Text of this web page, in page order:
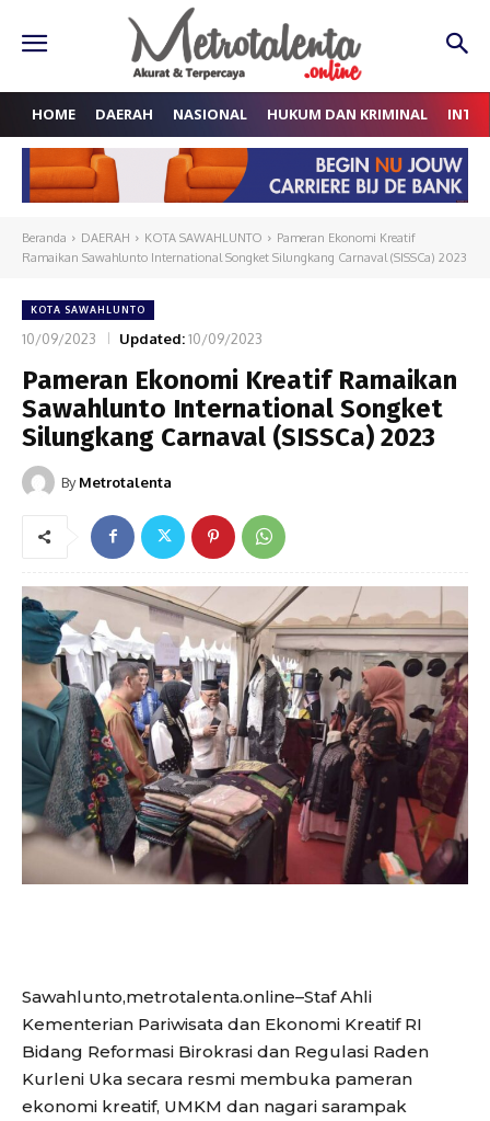
HOME DAERAH NASIONAL HUKUM DAN KRIMINAL
Beranda DAERAH KOTA SAWAHLUNTO
Pameran Ekonomi Kreatif
Ramaikan Sawahlunto International Songket Silungkang Carnaval (SISSCa) 2023
KOTA SAWAHLUNTO
10/09/2023 Updated:10/09/2023
Pameran Ekonomi Kreatif Ramaikan
Sawahlunto International Songket
Silungkang Carnaval (SISSCa) 2023
By Metrotalenta
Sawahlunto,metrotalenta.online–Staf Ahli
Kementerian Pariwisata dan Ekonomi Kreatif RI
Bidang Reformasi Birokrasi dan Regulasi Raden
Kurleni Uka secara resmi membuka pameran
ekonomi kreatif, UMKM dan nagari sarampak